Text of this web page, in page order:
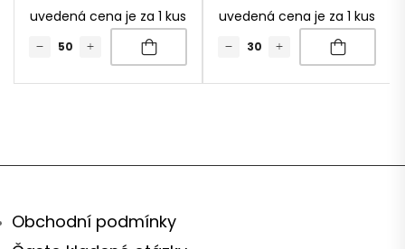
uvedená cena je za 1 kus uvedená cena je za 1 kus
Obchodní podmínky